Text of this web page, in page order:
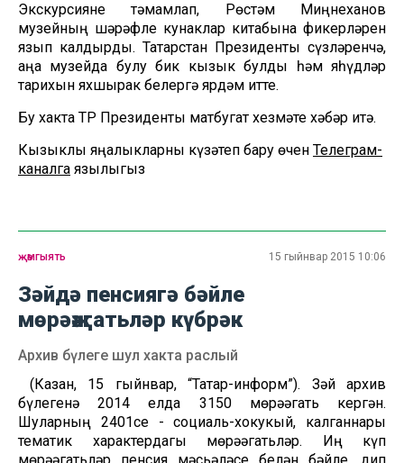
Экскурсияне тәмамлап, Рөстәм Миңнеханов
музейның шәрәфле кунаклар китабына фикерләрен
язып калдырды. Татарстан Президенты сүзләренчә,
аңа музейда булу бик кызык булды һәм яһүдләр
тарихын яхшырак белергә ярдәм итте.
Бу хакта ТР Президенты матбугат хезмәте хәбәр итә.
Кызыклы яңалыкларны күзәтеп бару өчен Телеграм-
каналга язылыгыз
җәмгыять 15 гыйнвар 2015 10:06
Зәйдә пенсиягә бәйле
мөрәҗәгатьләр күбрәк
Архив бүлеге шул хакта раслый
(Казан, 15 гыйнвар, “Татар-информ”). Зәй архив
бүлегенә 2014 елда 3150 мөрәҗәгать кергән.
Шуларның 2401се - социаль-хокукый, калганнары
тематик характердагы мөрәҗәгатьләр. Иң күп